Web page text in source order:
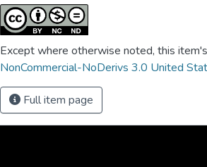
Except where otherwise noted, this
NonCommercial-NoDerivs 3.0 United
Full item page